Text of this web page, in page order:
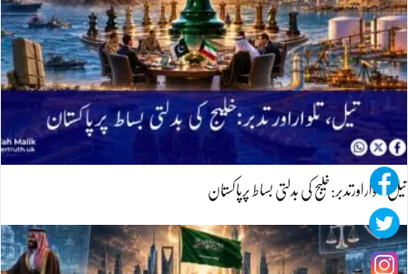
تیل،تلواراورتدبر:خلیج کی بدلتی بساط پرپاکستان